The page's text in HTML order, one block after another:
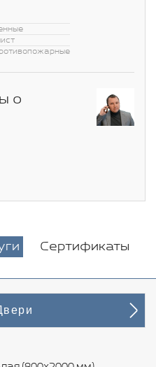
о
Сертификаты